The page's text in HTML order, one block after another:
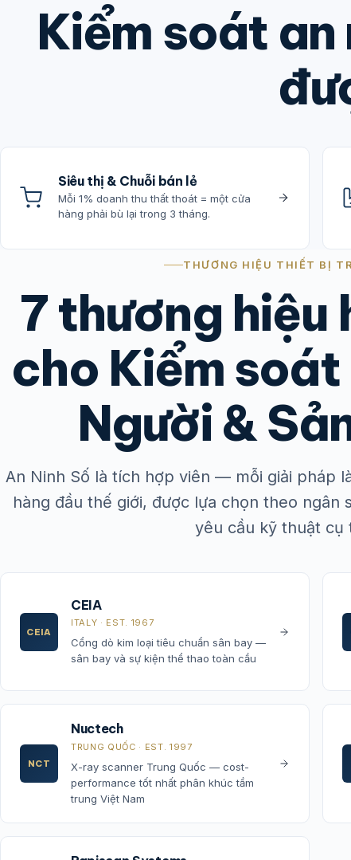
Kiểm soát
Siêu thị & Chuỗi bán lẻ
Mỗi 1% doanh thu thất thoát = một cửa
hàng phải bù lại trong 3 tháng.
THƯƠNG HIỆU THIẾT BỊ
7 thương hiệu
cho Kiểm
Người &
An Ninh Số là tích hợp viên — mỗi giải pháp
hàng đầu thế giới, được lựa chọn theo ngân
yêu cầu kỹ thuật cụ
CEIA
CEIA
ITALY · EST. 1967
Cổng dò kim loại tiêu chuẩn sân bay —
sân bay và sự kiện thể thao toàn cầu
NCT
Nuctech
TRUNG QUỐC · EST. 1997
X-ray scanner Trung Quốc — cost-
performance tốt nhất phân khúc tầm
trung Việt Nam